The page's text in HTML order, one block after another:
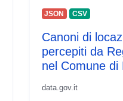
JSON CSV
Canoni di
percepiti da
nel Comune di
data.gov.it